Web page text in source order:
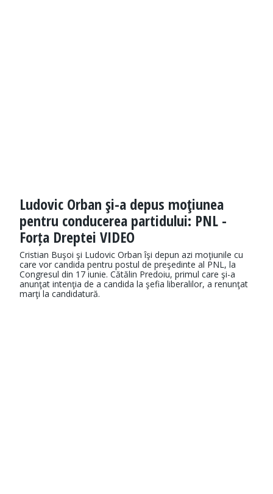
Ludovic Orban şi-a depus moţiunea
pentru conducerea partidului: PNL -
Forța Dreptei VIDEO
Cristian Buşoi şi Ludovic Orban îşi depun azi moţiunile cu
care vor candida pentru postul de preşedinte al PNL, la
Congresul din 17 iunie. Cătălin Predoiu, primul care şi-a
anunţat intenţia de a candida la şefia liberalilor, a renunţat
marţi la candidatură.